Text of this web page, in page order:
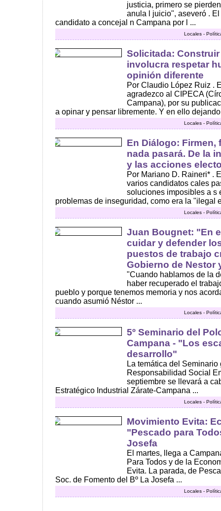
justicia, primero se
anula l juicio", aseveró .
candidato a concejal n Campana por l ...
Locales -
Solicitada:
involucra respetar
opinión diferente
Por Claudio López Ruiz .
agradezco al CIPECA
Campana), por su
a opinar y pensar libremente. Y en ello
Locales -
En Diálogo: Firmen,
nada pasará. De la
y las acciones
Por Mariano D. Raineri* .
varios candidatos cales
soluciones imposibles a s
problemas de inseguridad, como era la "ilegal
Locales -
Juan Bougnet: "En
cuidar y defender
puestos de trabajo
Gobierno de Nestor
"Cuando hablamos de la
haber recuperado el
pueblo y porque tenemos memoria y nos
cuando asumió Néstor ...
Locales -
5º Seminario del
Campana - "Los
desarrollo"
La temática del
Responsabilidad Social
septiembre se llevará a
Estratégico Industrial Zárate-Campana ...
Locales -
Movimiento Evita:
"Pescado para
Josefa
El martes, llega a
Para Todos y de la
Evita. La parada, de
Soc. de Fomento del Bº La Josefa ...
Locales -